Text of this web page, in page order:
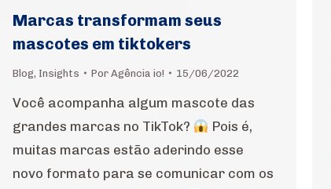
Marcas transformam seus
mascotes em tiktokers
Blog, Insights Por Agência io! 15/06/2022
Você acompanha algum mascote das
grandes marcas no TikTok?
Pois é,
muitas marcas estão aderindo esse
novo formato para se comunicar com os